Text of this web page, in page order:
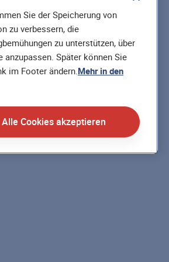
Sie der Speicherung von
zu verbessern, die
zu unterstützen, über
anzupassen. Später können Sie
im Footer ändern. Mehr in den
Alle Cookies akzeptieren